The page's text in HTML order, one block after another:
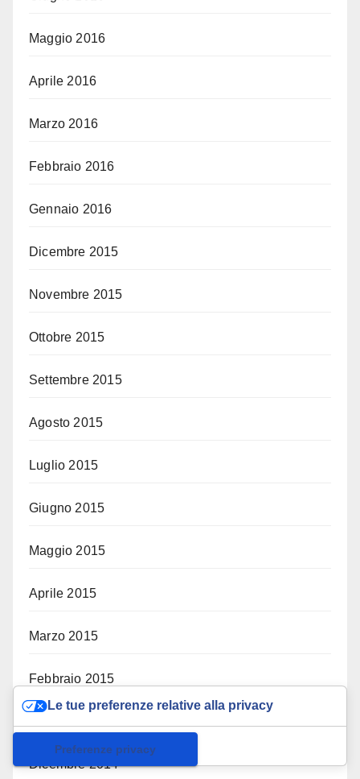
Maggio 2016
Aprile 2016
Marzo 2016
Febbraio 2016
Gennaio 2016
Dicembre 2015
Novembre 2015
Ottobre 2015
Settembre 2015
Agosto 2015
Luglio 2015
Giugno 2015
Maggio 2015
Aprile 2015
Marzo 2015
Febbraio 2015
Dicembre 2014
Le tue preferenze relative alla privacy
Informativa sulla raccolta